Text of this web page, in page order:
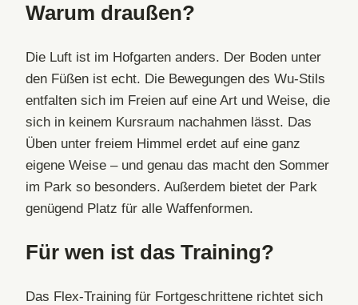
Warum draußen?
Die Luft ist im Hofgarten anders. Der Boden unter
den Füßen ist echt. Die Bewegungen des Wu-Stils
entfalten sich im Freien auf eine Art und Weise, die
sich in keinem Kursraum nachahmen lässt. Das
Üben unter freiem Himmel erdet auf eine ganz
eigene Weise – und genau das macht den Sommer
im Park so besonders. Außerdem bietet der Park
genügend Platz für alle Waffenformen.
Für wen ist das Training?
Das Flex-Training für Fortgeschrittene richtet sich